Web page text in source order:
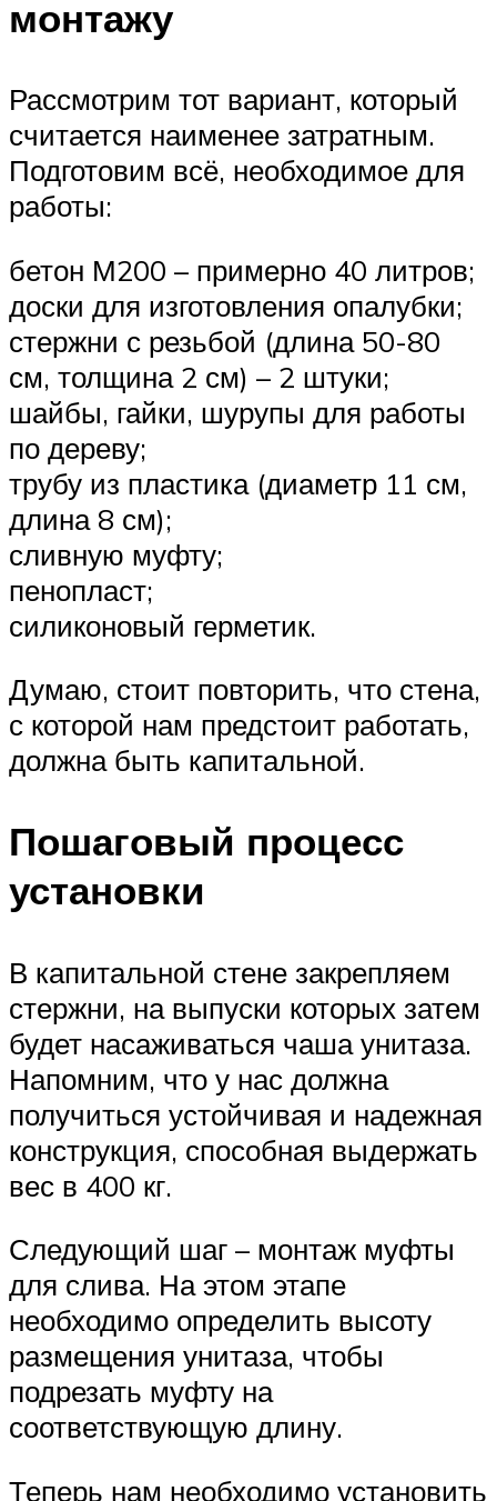
монтажу
Рассмотрим тот вариант, который
считается наименее затратным.
Подготовим всё, необходимое для
работы:
бетон М200 – примерно 40 литров;
доски для изготовления опалубки;
стержни с резьбой (длина 50-80
см, толщина 2 см) – 2 штуки;
шайбы, гайки, шурупы для работы
по дереву;
трубу из пластика (диаметр 11 см,
длина 8 см);
сливную муфту;
пенопласт;
силиконовый герметик.
Думаю, стоит повторить, что стена,
с которой нам предстоит работать,
должна быть капитальной.
Пошаговый процесс
установки
В капитальной стене закрепляем
стержни, на выпуски которых затем
будет насаживаться чаша унитаза.
Напомним, что у нас должна
получиться устойчивая и надежная
конструкция, способная выдержать
вес в 400 кг.
Следующий шаг – монтаж муфты
для слива. На этом этапе
необходимо определить высоту
размещения унитаза, чтобы
подрезать муфту на
соответствующую длину.
Теперь нам необходимо установить